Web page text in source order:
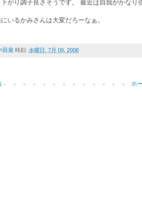
がり調子良さそうです。 最近は自我がかなり
いるかみさんは大変だろーなぁ。
田屋 時刻: 水曜日, 7月 09, 2008
ホ